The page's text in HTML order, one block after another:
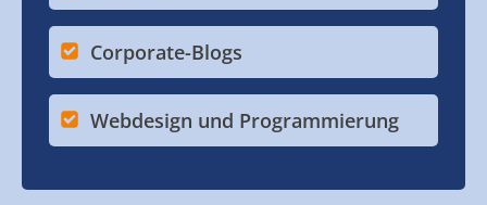
Corporate-Blogs
Webdesign und Programmierung